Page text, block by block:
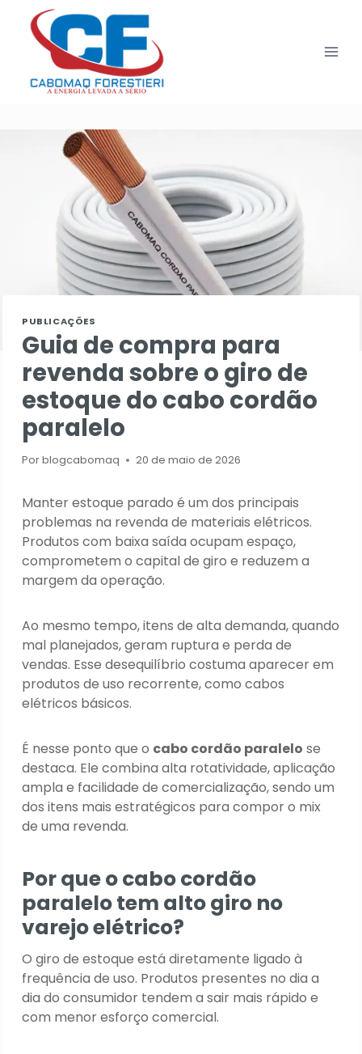
Conteúdo
PUBLICAÇÕES
Guia de compra para
revenda sobre o giro de
estoque do cabo cordão
paralelo
Porblogcabomaq 20 de maio de 2026
Manter estoque parado é um dos principais
problemas na revenda de materiais elétricos.
Produtos com baixa saída ocupam espaço,
comprometem o capital de giro e reduzem a
margem da operação.
Ao mesmo tempo, itens de alta demanda, quando
mal planejados, geram ruptura e perda de
vendas. Esse desequilíbrio costuma aparecer em
produtos de uso recorrente, como cabos
elétricos básicos.
É nesse ponto que o cabo cordão paralelo se
destaca. Ele combina alta rotatividade, aplicação
ampla e facilidade de comercialização, sendo um
dos itens mais estratégicos para compor o mix
de uma revenda.
Por que o cabo cordão
paralelo tem alto giro no
varejo elétrico?
O giro de estoque está diretamente ligado à
frequência de uso. Produtos presentes no dia a
dia do consumidor tendem a sair mais rápido e
com menor esforço comercial.